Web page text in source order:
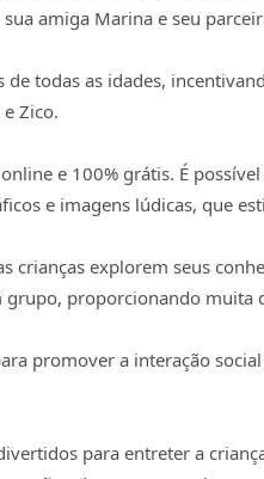
amiga Marina e seu
todas as idades,
Zico.
e 100% grátis. É
e imagens lúdicas, que
crianças explorem seus
proporcionando muita
promover a interação
para entreter a